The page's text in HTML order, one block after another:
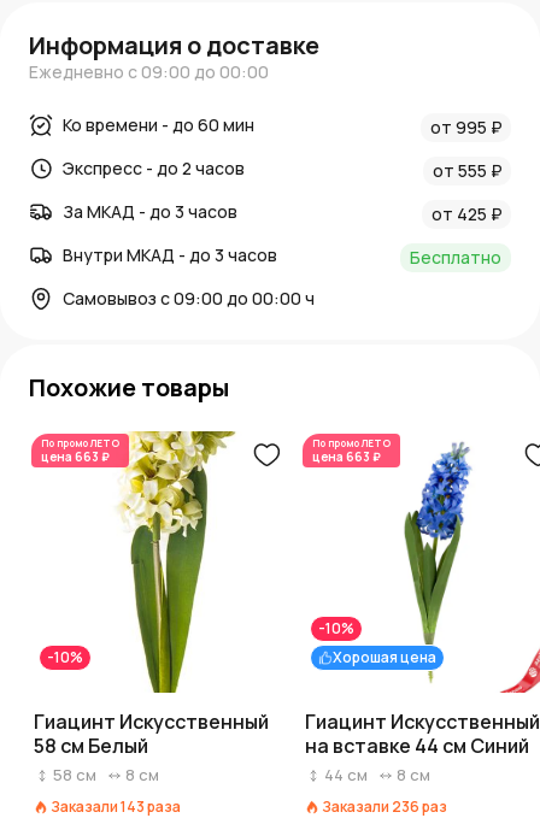
Информация о доставке
Ежедневно с 09:00 до 00:00
Ко времени - до 60 мин
от 995 ₽
Экспресс - до 2 часов
от 555 ₽
За МКАД - до 3 часов
от 425 ₽
Внутри МКАД - до 3 часов
Бесплатно
Самовывоз с 09:00 до 00:00 ч
Похожие товары
По промоЛЕТО
цена 663 ₽
-10%
Гиацинт Искусственный
58 см Белый
58 см 8 см
Заказали143раза
По промоЛЕТО
цена 663 ₽
Хорошая цена
-10%
Гиацинт Искусственный
на вставке 44 см Синий
44 см 8 см
Заказали 236раз